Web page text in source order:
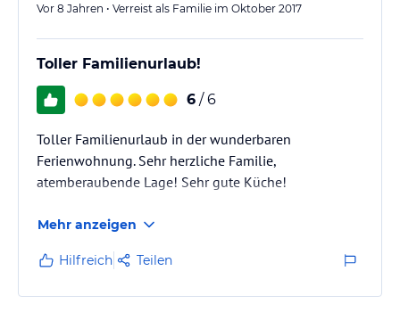
Vor 8 Jahren • Verreist als Familie im Oktober 2017
Toller Familienurlaub!
6 / 6
Toller Familienurlaub in der wunderbaren
Ferienwohnung. Sehr herzliche Familie,
atemberaubende Lage! Sehr gute Küche!
Mehr anzeigen
Hilfreich Teilen